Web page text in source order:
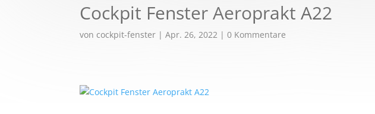
Cockpit Fenster Aeroprakt A22
von cockpit-fenster |Apr. 26, 2022 |0 Kommentare